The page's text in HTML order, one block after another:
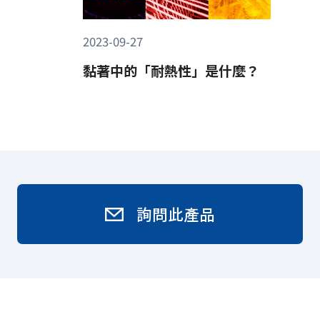
2023-09-27
黏著中的「耐熱性」是什麼？
詢問此產品